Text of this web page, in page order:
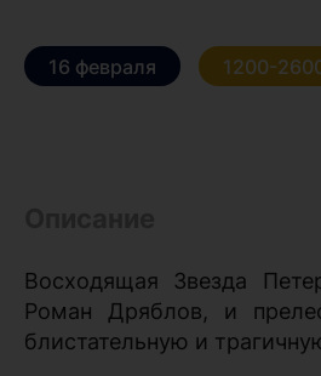
16 февраля 1200-
Восходящая Звезда
Роман Дряблов, и
блистательную и